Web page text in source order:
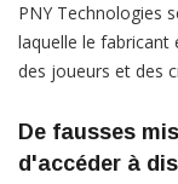
PNY Technologies
laquelle le
des joueurs et des
De fausses
d'accéder à